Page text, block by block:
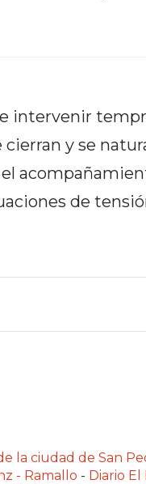
intervenir
y se
de
la ciudad de San
- Ramallo - Diario